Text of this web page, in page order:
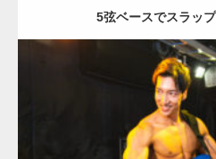
5弦ベースでスラッ
Update:
ロックなマッチョ オレン